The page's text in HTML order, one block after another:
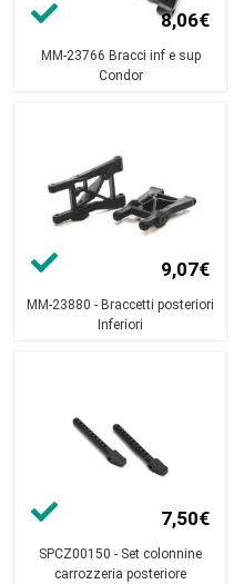
8,06€
MM-23766 Bracci inf e sup
Condor
9,07€
MM-23880 - Braccetti posteriori
Inferiori
7,50€
SPCZ00150 - Set colonnine
carrozzeria posteriore